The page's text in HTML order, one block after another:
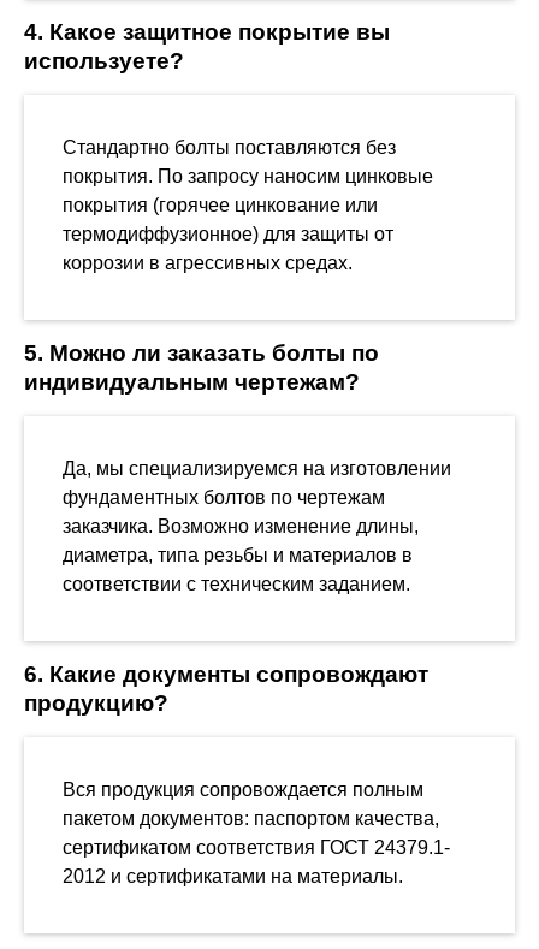
4. Какое защитное покрытие вы
используете?
Стандартно болты поставляются без
покрытия. По запросу наносим цинковые
покрытия (горячее цинкование или
термодиффузионное) для защиты от
коррозии в агрессивных средах.
5. Можно ли заказать болты по
индивидуальным чертежам?
Да, мы специализируемся на изготовлении
фундаментных болтов по чертежам
заказчика. Возможно изменение длины,
диаметра, типа резьбы и материалов в
соответствии с техническим заданием.
6. Какие документы сопровождают
продукцию?
Вся продукция сопровождается полным
пакетом документов: паспортом качества,
сертификатом соответствия ГОСТ 24379.1-
2012 и сертификатами на материалы.